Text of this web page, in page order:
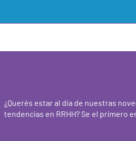
¿Querés estar al día de nuestras
tendencias en RRHH? Se el primero